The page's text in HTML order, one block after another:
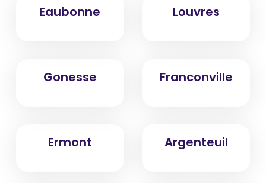
Eaubonne Louvres
Gonesse Franconville
Ermont Argenteuil